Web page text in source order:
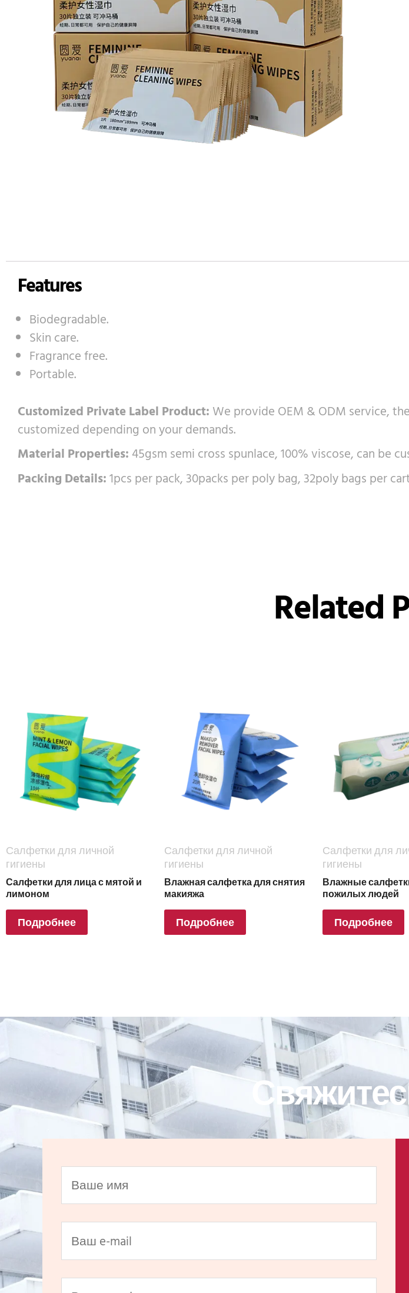
Features
Biodegradable.
Skin care.
Fragrance free.
Portable.
Customized Private Label Product: We provide OEM & ODM service,
customized depending on your demands.
Material Properties: 45gsm semi cross spunlace, 100% viscose, can be
Packing Details:1pcs per pack, 30packs per poly bag, 32poly bags per
Related
Салфетки для личной
гигиены
Салфетки для лица с мятой и
лимоном
Подробнее
Салфетки для личной
гигиены
Влажная салфетка для снятия
макияжа
Подробнее
Салфетки для
гигиены
Влажные
пожилых людей
Подробнее